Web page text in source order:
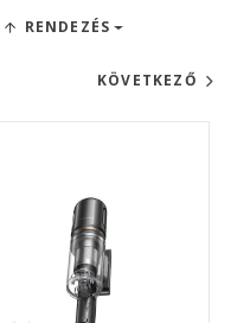
RENDEZÉS
KÖVETKEZŐ